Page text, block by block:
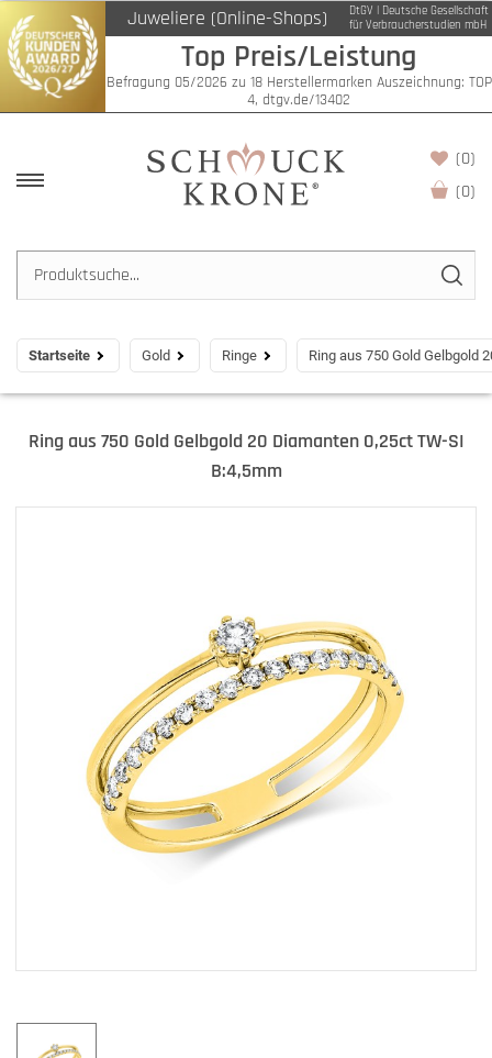
Juweliere (Online-Shops)
DtGV | Deutsche Gesellschaft
für Verbraucherstudien mbH
Top Preis/Leistung
Befragung 05/2026 zu 18 Herstellermarken Auszeichnung: TOP
4, dtgv.de/13402
(0)
(0)
Startseite Gold Ringe Ring aus 750 Gold Gelbgold
Ring aus 750 Gold Gelbgold 20 Diamanten 0,25ct TW-SI
B:4,5mm